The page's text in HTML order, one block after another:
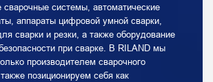
сварочные системы, автоматические
аппараты цифровой умной сварки,
сварки и резки, а также оборудование
при сварке. В RILAND мы
производителем сварочного
позиционируем себя как